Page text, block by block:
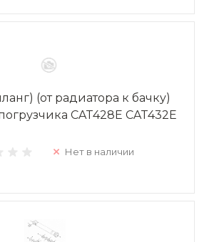
(от радиатора к бачку)
CAT428E CAT432E
Нет в наличии